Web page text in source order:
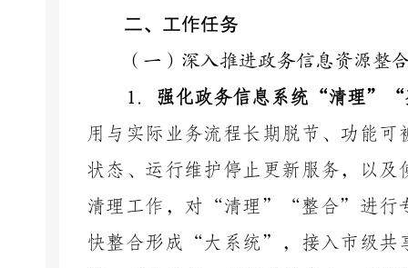
二、工作任务
（一）深入推进政务信息资源整
1 ． 强化政务信息系统 “清理”“
用与实际业务流程长期脱节、功能
状态、运行维护停止更新服务，以及
清理工作，对“清理”“整合”进行
快整合形成“大系统”，接入市级共